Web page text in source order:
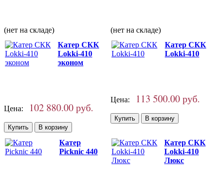
(нет на складе)
(нет на складе)
Катер СКК
Lokki-410
эконом
Цена: 102 880.00 руб.
Катер СКК
Lokki-410
Цена: 113 500.00 руб.
Катер
Picknic 440
Катер СКК
Lokki-410
Люкс